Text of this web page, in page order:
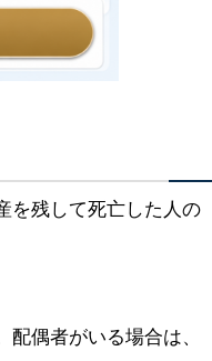
を残して死亡した人の
偶者がいる場合は、